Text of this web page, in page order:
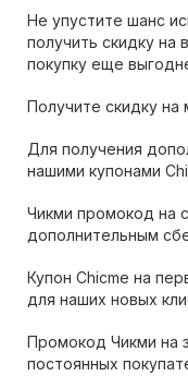
Не упустите шанс
получить скидку на
покупку еще
Получите скидку
Для получения
нашими купонами
Чикми промокод на
дополнительным
Купон Chicme на
для наших новых
Промокод Чикми на
постоянных